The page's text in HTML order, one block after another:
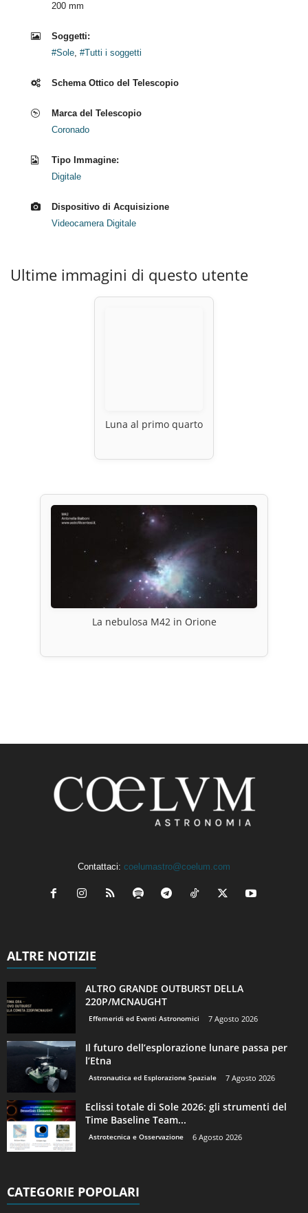
200 mm
Soggetti:
#Sole, #Tutti i soggetti
Schema Ottico del Telescopio
Marca del Telescopio
Coronado
Tipo Immagine:
Digitale
Dispositivo di Acquisizione
Videocamera Digitale
Ultime immagini di questo utente
Luna al primo quarto
La nebulosa M42 in Orione
Contattaci: coelumastro@coelum.com
ALTRE NOTIZIE
ALTRO GRANDE OUTBURST DELLA
220P/MCNAUGHT
Effemeridi ed Eventi Astronomici 7 Agosto 2026
Il futuro dell’esplorazione lunare passa per
l’Etna
Astronautica ed Esplorazione Spaziale 7 Agosto 2026
Eclissi totale di Sole 2026: gli strumenti del
Time Baseline Team...
Astrotecnica e Osservazione 6 Agosto 2026
CATEGORIE POPOLARI